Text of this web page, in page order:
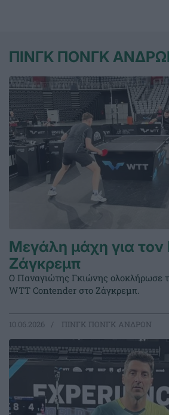
ΠΙΝΓΚ ΠΟΝΓΚ
Μεγάλη μάχη για τον
Ζάγκρεμπ
Ο Παναγιώτης Γκιώνης ολοκλήρωσε
WTT Contender στο Ζάγκρεμπ.
10.06.2026 ΠΙΝΓΚ ΠΟΝΓΚ ΑΝΔΡΩΝ